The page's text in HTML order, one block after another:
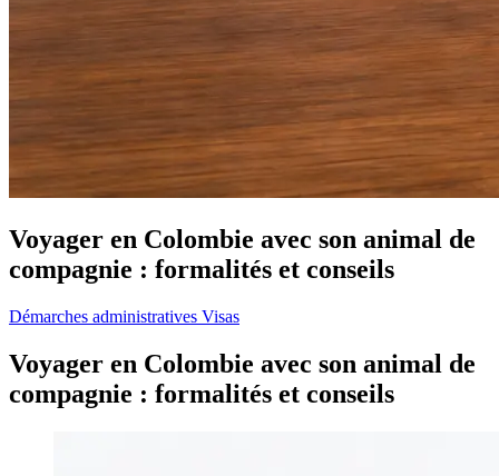
Voyager en Colombie avec son animal de
compagnie : formalités et conseils
Démarches administratives Visas
Voyager en Colombie avec son animal de
compagnie : formalités et conseils